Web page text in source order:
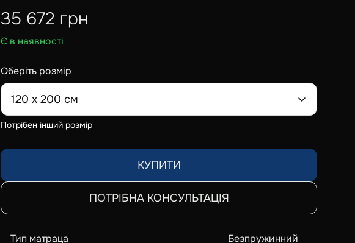
35 672 грн
Є в наявності
Оберіть розмір
120 x 200 см
Потрібен інший розмір
КУПИТИ
ПОТРІБНА КОНСУЛЬТАЦІЯ
Тип матраца
Безпружинний